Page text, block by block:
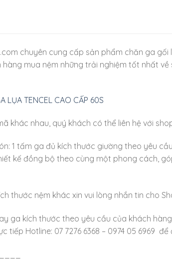
chuyên cung cấp sản phẩm chăn ga
mua nệm những trải nghiệm tốt nhất
LỤA TENCEL CAO CẤP 60S
khác nhau, quý khách có thể liên hệ với
1 tấm ga đủ kích thước giường theo yêu
kế đồng bộ theo cùng một phong cách,
thước nệm khác xin vui lòng nhắn tin cho
ga kích thước theo yêu cầu của khách
tiếp Hotline: 07 7276 6368 – 0974 05 6969